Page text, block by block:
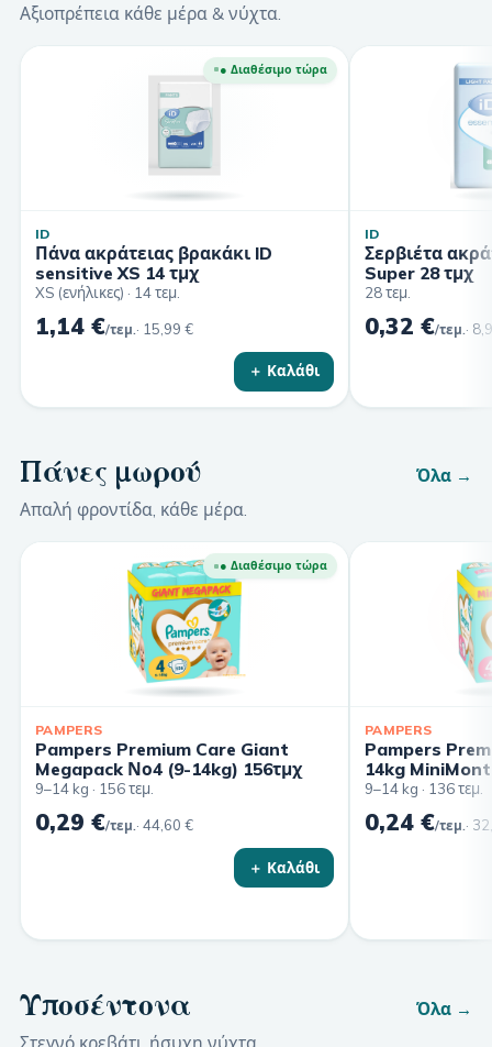
Αξιοπρέπεια κάθε μέρα & νύχτα.
● Διαθέσιμο τώρα
ID
Πάνα ακράτειας βρακάκι ID
sensitive XS 14 τμχ
XS (ενήλικες) · 14 τεμ.
1,14 €/τεμ. · 15,99 €
＋ Καλάθι
ID
Σερβιέτα
Super 28 τμχ
28 τεμ.
0,32 €/τεμ. ·
Πάνες μωρού
Απαλή φροντίδα, κάθε μέρα.
Όλα →
● Διαθέσιμο τώρα
PAMPERS
Pampers Premium Care Giant
Megapack Νο4 (9-14kg) 156τμχ
9–14 kg · 156 τεμ.
0,29 €/τεμ.· 44,60 €
＋ Καλάθι
PAMPERS
Pampers
14kg
9–14 kg · 136 τεμ.
0,24 €/τεμ.·
Υποσέντονα
Στεγνό κρεβάτι, ήσυχη νύχτα.
Όλα →